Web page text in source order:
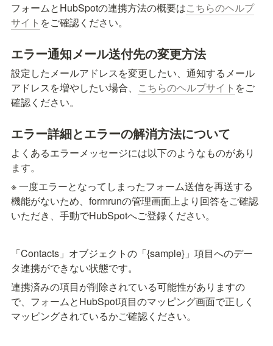
フォームとHubSpotの連携方法の概要はこちらのヘルプ
サイト をご確認ください。
エラー通知メール送付先の変更方法
設定したメールアドレスを変更したい、通知するメール
アドレスを増やしたい場合、 こちらのヘルプサイト をご
確認ください。
エラー詳細とエラーの解消方法について
よくあるエラーメッセージには以下のようなものがあり
ます。
※ 一度エラーとなってしまったフォーム送信を再送する
機能がないため、formrunの管理画面上より回答をご確認
いただき、手動でHubSpotへご登録ください。
「Contacts」オブジェクトの「{sample}」項目へのデー
タ連携ができない状態です。
連携済みの項目が削除されている可能性がありますの
で、フォームとHubSpot項目のマッピング画面で正しく
マッピングされているかご確認ください。